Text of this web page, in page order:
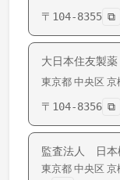
〒 104-8355 ⧉
大日本住友製
東京都 中央区 京
〒 104-8356 ⧉
監査法人 日本
東京都 中央区 京